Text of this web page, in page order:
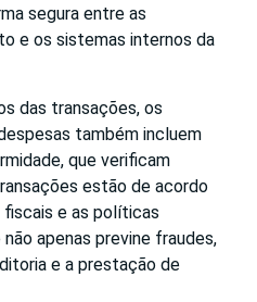
segura entre as
e os sistemas internos da
das transações, os
também incluem
que verificam
estão de acordo
e as políticas
apenas previne fraudes,
e a prestação de